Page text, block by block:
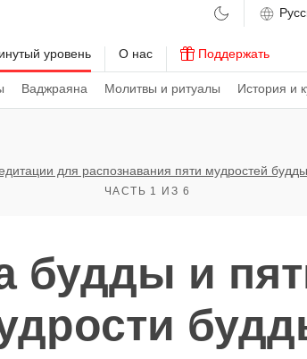
уровень
Ваджраяна Молитвы и ритуалы История и
О нас Поддержать
для распознавания пяти мудростей будды
ЧАСТЬ 1 ИЗ 6
будды и